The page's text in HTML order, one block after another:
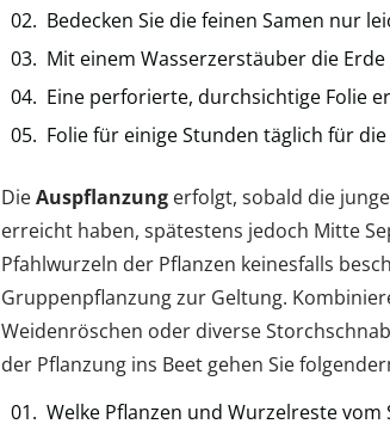
Bedecken Sie die feinen Samen nur
Mit einem Wasserzerstäuber die
Eine perforierte, durchsichtige Folie
Folie für einige Stunden täglich für
DieAuspflanzung erfolgt, sobald die
erreicht haben, spätestens jedoch Mitte
Pfahlwurzeln der Pflanzen keinesfalls
Gruppenpflanzung zur Geltung.
Weidenröschen oder diverse
der Pflanzung ins Beet gehen Sie
Welke Pflanzen und Wurzelreste